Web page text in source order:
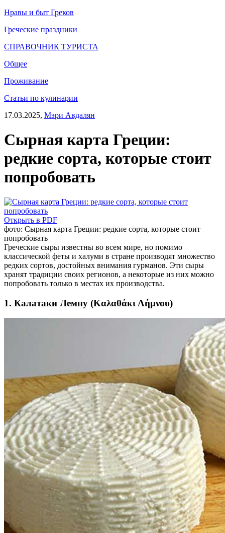
Нравы и быт Греков
Греческие праздники
СПРАВОЧНИК ТУРИСТА
Общее
Проживание
Статьи по кулинарии
17.03.2025, Мэри Авдалян
Сырная карта Греции:
редкие сорта, которые стоит
попробовать
Открыть в PDF
фото: Сырная карта Греции: редкие сорта, которые стоит
попробовать
Греческие сыры известны во всем мире, но помимо
классической феты и халуми в стране производят множество
редких сортов, достойных внимания гурманов. Эти сыры
хранят традиции своих регионов, а некоторые из них можно
попробовать только в местах их производства.
1. Калатаки Лемну (Καλαθάκι Λήμνου)